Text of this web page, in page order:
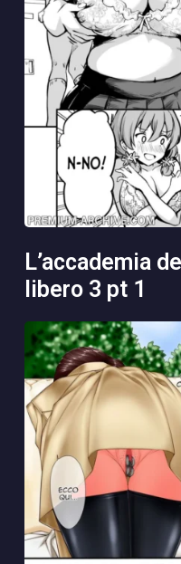
l’accademia dell’accoppiamento
libero 3 pt 1